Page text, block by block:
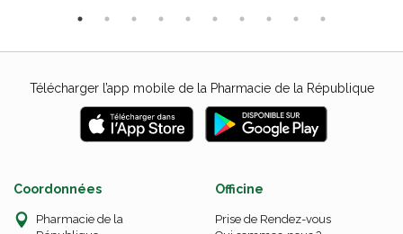
Télécharger l’app mobile de la Pharmacie de la République
Coordonnées
Pharmacie de la
Officine
Prise de Rendez-vous